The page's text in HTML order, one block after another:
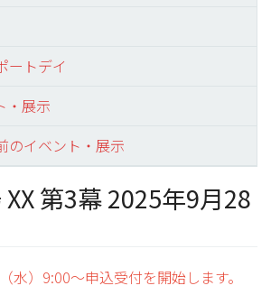
ートデイ
・展示
のイベント・展示
第3幕 2025年9月28
）9:00～申込受付を開始します。